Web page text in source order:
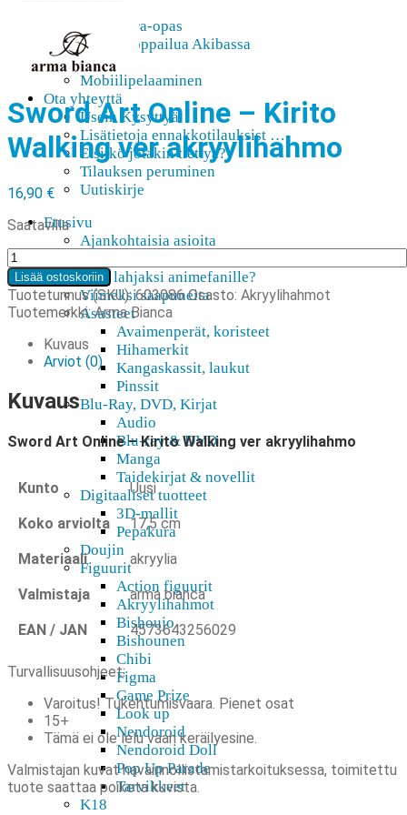
Akihabara-opas
Shoppailua Akibassa
Pepakura
Mobiilipelaaminen
Ota yhteyttä
Usein Kysyttyä
Lisätietoja ennakkotilauksist …
Etsitkö jotakin tiettyä?
Tilauksen peruminen
Uutiskirje
Etusivu
Ajankohtaisia asioita
Mitä lahjaksi animefanille?
Viimeksi saapuneita
Asusteet
Avaimenperät, koristeet
Hihamerkit
Kangaskassit, laukut
Pinssit
Blu-Ray, DVD, Kirjat
Audio
Blu-ray & DVD
Manga
Taidekirjat & novellit
Digitaaliset tuotteet
3D-mallit
Pepakura
Doujin
Figuurit
Action figuurit
Akryylihahmot
Bishoujo
Bishounen
Chibi
Figma
Game Prize
Look up
Nendoroid
Nendoroid Doll
Pop Up Parade
Tarvikkeet
K18
Sword Art Online – Kirito
Walking ver akryylihahmo
16,90 €
Saatavilla
Sword
Art
Online
-
Walking
määrä
Lisää ostoskoriin
Tuotetunnus (SKU):603086 Osasto: Akryylihahmot
Tuotemerkki:Arma Bianca
Kuvaus
Arviot (0)
Kuvaus
Sword Art Online – Kirito Walking ver akryylihahmo
Kunto Uusi
Koko arviolta 17,5 cm
Materiaali akryylia
Valmistaja arma bianca
EAN / JAN 4573643256029
Turvallisuusohjeet:
Varoitus! Tukehtumisvaara. Pienet osat
15+
Tämä ei ole lelu vaan keräilyesine.
Valmistajan kuvat havainnollistamistarkoituksessa, toimitettu
tuote saattaa poiketa kuvista.